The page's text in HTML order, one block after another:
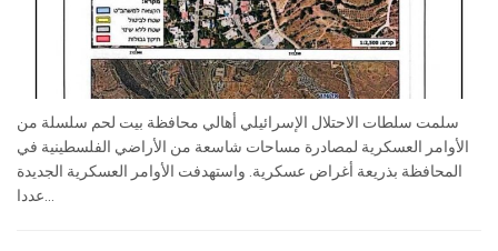
سلمت سلطات الاحتلال الإسرائيلي أهالي محافظة بيت لحم سلسلة من
الأوامر العسكرية لمصادرة مساحات شاسعة من الأراضي الفلسطينية في
المحافظة بذريعة أغراض عسكرية. واستهدفت الأوامر العسكرية الجديدة